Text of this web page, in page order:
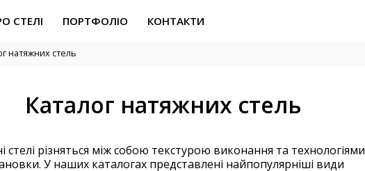
СТЕЛІ ПОРТФОЛІО КОНТАКТИ
натяжних стель
Каталог натяжних стель
стелі різняться між собою текстурою виконання та технологіями
У наших каталогах представлені найпопулярніші види